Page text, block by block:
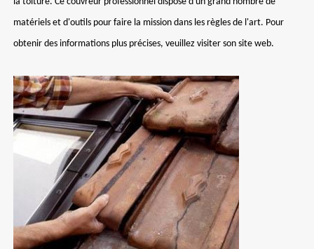
matériels et d'outils pour faire la mission dans les règles de l'art. Pour
obtenir des informations plus précises, veuillez visiter son site web.